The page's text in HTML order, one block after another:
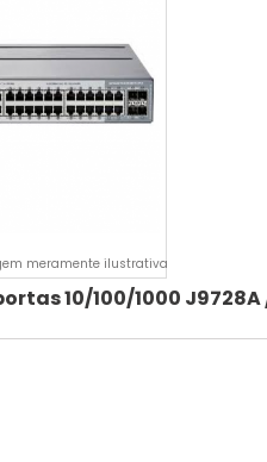
meramente ilustrativa
10/100/1000 J9728A